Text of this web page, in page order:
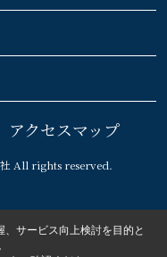
アクセスマップ
All rights reserved.
サービス向上検討を目的と